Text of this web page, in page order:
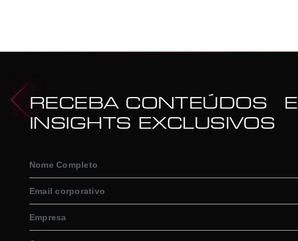
RECEBA CONTEÚDOS E
INSIGHTS EXCLUSIVOS